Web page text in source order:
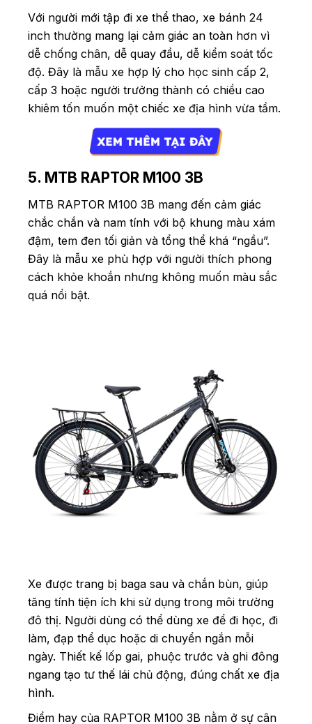
Với người mới tập đi xe thể thao, xe bánh 24
inch thường mang lại cảm giác an toàn hơn vì
dễ chống chân, dễ quay đầu, dễ kiểm soát tốc
độ. Đây là mẫu xe hợp lý cho học sinh cấp 2,
cấp 3 hoặc người trưởng thành có chiều cao
khiêm tốn muốn một chiếc xe địa hình vừa tầm.
5. MTB RAPTOR M100 3B
MTB RAPTOR M100 3B mang đến cảm giác
chắc chắn và nam tính với bộ khung màu xám
đậm, tem đen tối giản và tổng thể khá “ngầu”.
Đây là mẫu xe phù hợp với người thích phong
cách khỏe khoắn nhưng không muốn màu sắc
quá nổi bật.
Xe được trang bị baga sau và chắn bùn, giúp
tăng tính tiện ích khi sử dụng trong môi trường
đô thị. Người dùng có thể dùng xe để đi học, đi
làm, đạp thể dục hoặc di chuyển ngắn mỗi
ngày. Thiết kế lốp gai, phuộc trước và ghi đông
ngang tạo tư thế lái chủ động, đúng chất xe địa
hình.
Điểm hay của RAPTOR M100 3B nằm ở sự cân